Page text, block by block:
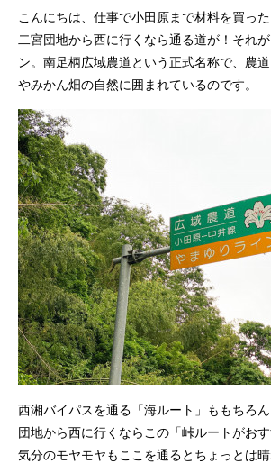
こんにちは、仕事で小田原まで材料を買っ
二宮団地から西に行くなら通る道が！それ
ン。南足柄広域農道という正式名称で、農
やみかん畑の自然に囲まれているのです。
西湘バイパスを通る「海ルート」ももちろ
団地から西に行くならこの「峠ルートがお
気分のモヤモヤもここを通るとちょっとは晴